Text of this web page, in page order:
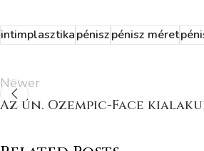
intimplasztikapéniszpénisz méret
Newer
Az ún. Ozempic-Face